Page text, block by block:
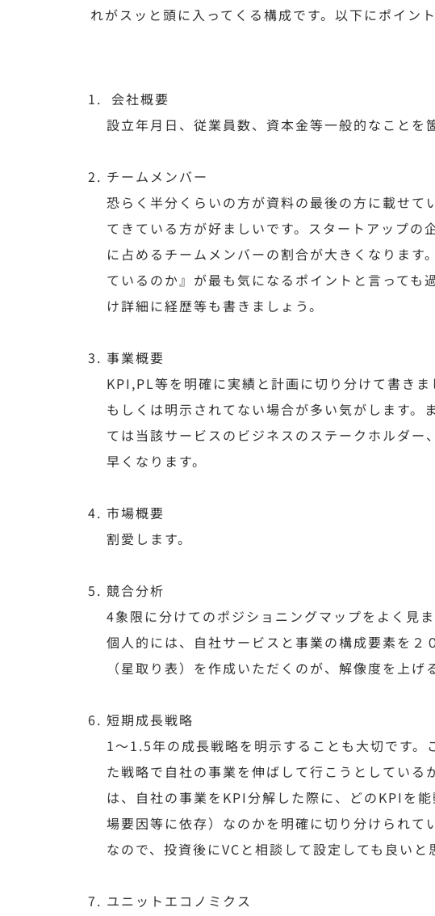
れがスッと頭に入ってくる構成です。以下にポイント
会社概要
設立年月日、従業員数、資本金等一般的なことを
チームメンバー
恐らく半分くらいの方が資料の最後の方に載せて
てきている方が好ましいです。スタートアップ
に占めるチームメンバーの割合が大きくなりま
ているのか』が最も気になるポイントと言って
け詳細に経歴等も書きましょう。
事業概要
KPI,PL等を明確に実績と計画に切り分けて書き
もしくは明示されてない場合が多い気がします
ては当該サービスのビジネスのステークホルダ
早くなります。
市場概要
割愛します。
競合分析
4象限に分けてのポジショニングマップをよく見
個人的には、自社サービスと事業の構成要素を
（星取り表）を作成いただくのが、解像度を上げ
短期成長戦略
1〜1.5年の成長戦略を明示することも大切です。
た戦略で自社の事業を伸ばして行こうとしてい
は、自社の事業をKPI分解した際に、どのKPIを
場要因等に依存）なのかを明確に切り分けられて
なので、投資後にVCと相談して設定しても良い
ユニットエコノミクス